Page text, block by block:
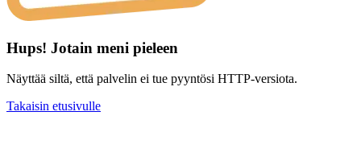
Hups! Jotain meni pieleen
Näyttää siltä, että palvelin ei tue pyyntösi HTTP-versiota.
Takaisin etusivulle